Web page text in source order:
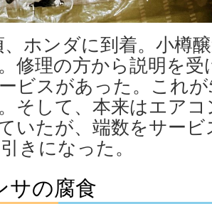
、ホンダに到着。小樽
修理の方から説明を
ビスがあった。これ
そして、本来はエア
いたが、端数をサー
きになった。
サの腐食